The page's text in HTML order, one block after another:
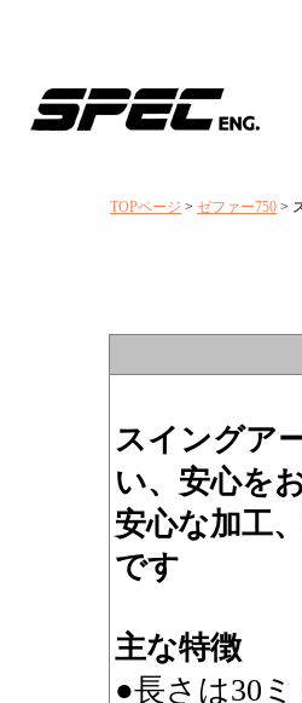
TOPページ > ゼファー750 >
スイングア
い、安心を
安心な加工
です
主な特徴
●長さは30